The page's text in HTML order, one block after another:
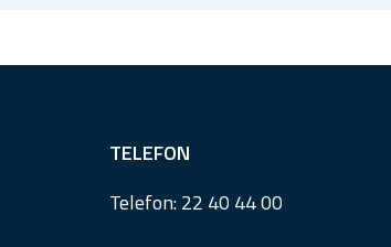
TELEFON
Telefon:22 40 44 00